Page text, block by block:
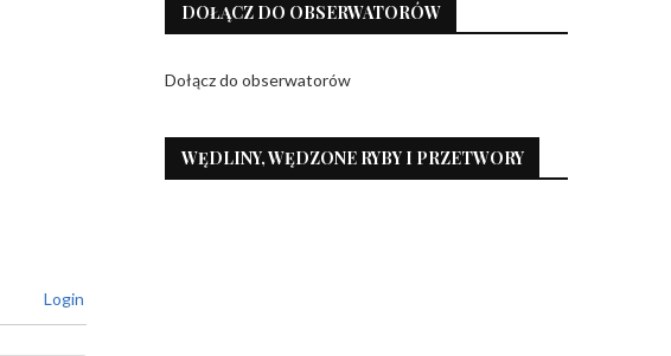
Login
DOŁĄCZ DO OBSERWATORÓW
Dołącz do obserwatorów
WĘDLINY, WĘDZONE RYBY I PRZETWORY